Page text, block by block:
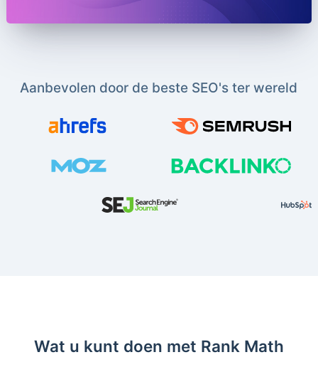
Aanbevolen door de beste SEO's ter wereld
Wat u kunt doen met Rank Math